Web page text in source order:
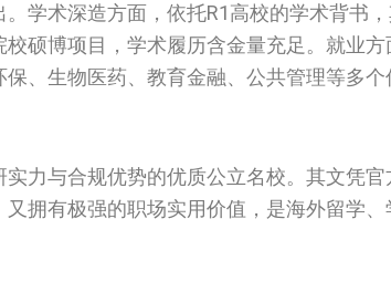
学术深造方面，依托R1高校的学术背书
硕博项目，学术履历含金量充足。就业
、生物医药、教育金融、公共管理等多
力与合规优势的优质公立名校。其文凭官
拥有极强的职场实用价值，是海外留学